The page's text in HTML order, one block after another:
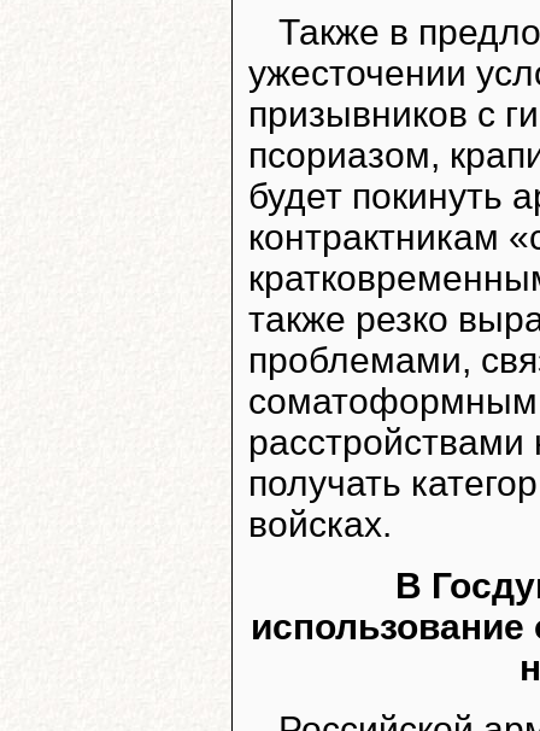
Также в
ужесточении
призывников с
псориазом,
будет
контрактникам
также резко
проблемами,
получать
войсках.
В